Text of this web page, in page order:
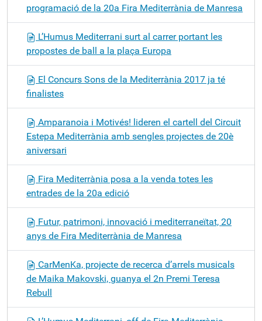
programació de la 20a Fira Mediterrània de Manresa
L’Humus Mediterrani surt al carrer portant les
propostes de ball a la plaça Europa
El Concurs Sons de la Mediterrània 2017 ja té
finalistes
Amparanoia i Motivés! lideren el cartell del Circuit
Estepa Mediterrània amb sengles projectes de 20è
aniversari
Fira Mediterrània posa a la venda totes les
entrades de la 20a edició
Futur, patrimoni, innovació i mediterraneïtat, 20
anys de Fira Mediterrània de Manresa
CarMenKa, projecte de recerca d’arrels musicals
de Maika Makovski, guanya el 2n Premi Teresa
Rebull